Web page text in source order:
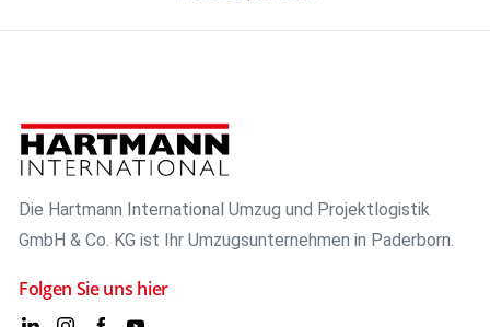
Die Hartmann International Umzug und Projektlogistik
GmbH & Co. KG ist Ihr Umzugsunternehmen in Paderborn.
Folgen Sie uns hier